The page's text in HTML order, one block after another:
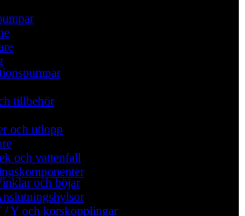
tillbehör
och utlopp
och vattenfall
och böjar
/ Y och korskopplingar